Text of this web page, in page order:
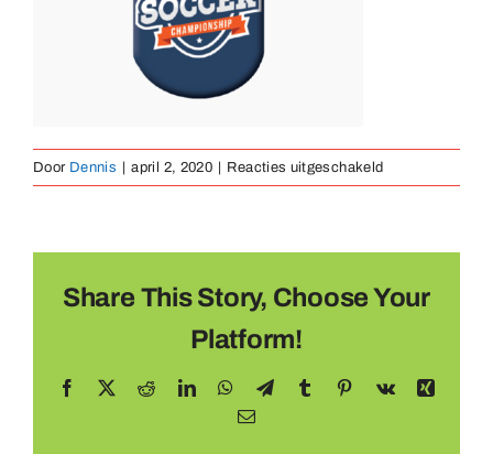
Kontakt
Door Dennis | april 2, 2020 | Reacties uitgeschakeldvoor
schild
Share This Story, Choose Your
Platform!
Facebook RedditLinkedInWhatsApp
TelegramTumblr Pinterest
Vk
Xing
E-